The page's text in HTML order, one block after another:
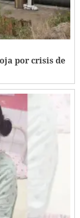
por crisis de